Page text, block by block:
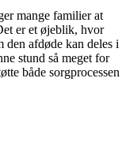
mange familier at
er et øjeblik, hvor
afdøde kan deles i
stund så meget for
både sorgprocessen